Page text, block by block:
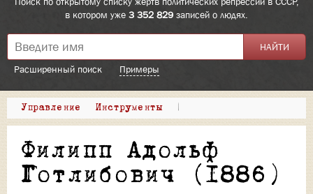
в котором уже 3 352 829 записей о людях.
Расширенный поиск Примеры
Управление Инструменты |
Филипп Адольф
Готлибович (1886)